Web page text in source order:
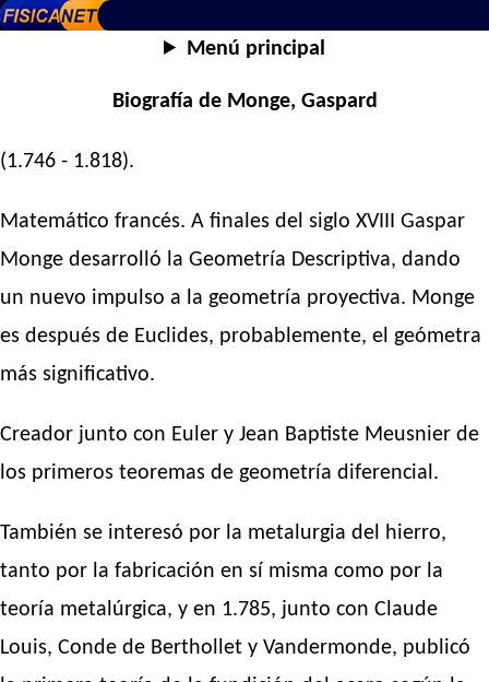
Menú principal
Biografía de Monge, Gaspard
(1.746 - 1.818).
Matemático francés. A finales del siglo XVIII Gaspar
Monge desarrolló la Geometría Descriptiva, dando
un nuevo impulso a la geometría proyectiva. Monge
es después de Euclides, probablemente, el geómetra
más significativo.
Creador junto con Euler y Jean Baptiste Meusnier de
los primeros teoremas de geometría diferencial.
También se interesó por la metalurgia del hierro,
tanto por la fabricación en sí misma como por la
teoría metalúrgica, y en 1.785, junto con Claude
Louis, Conde de Berthollet y Vandermonde, publicó